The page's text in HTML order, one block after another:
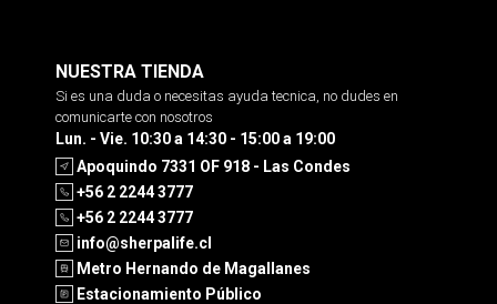
NUESTRA TIENDA
Si es una duda o necesitas ayuda tecnica, no dudes en
comunicarte con nosotros
Lun. - Vie. 10:30 a 14:30 - 15:00 a 19:00
Apoquindo 7331 OF 918 - Las Condes
+56 2 2244 3777
+56 2 2244 3777
info@sherpalife.cl
Metro Hernando de Magallanes
Estacionamiento Público